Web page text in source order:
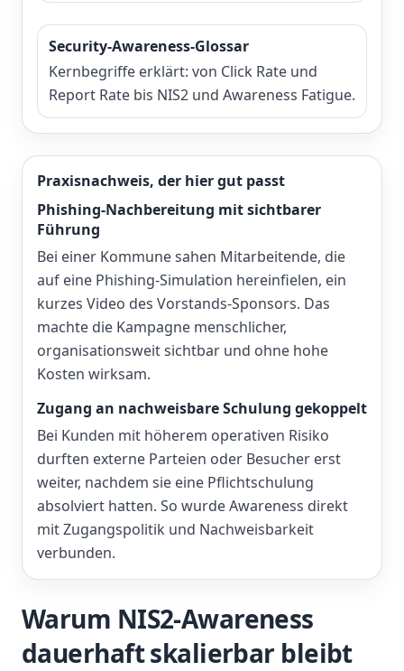
Security-Awareness-Glossar
Kernbegriffe erklärt: von Click Rate und
Report Rate bis NIS2 und Awareness Fatigue.
Praxisnachweis, der hier gut passt
Phishing-Nachbereitung mit sichtbarer
Führung
Bei einer Kommune sahen Mitarbeitende, die
auf eine Phishing-Simulation hereinfielen, ein
kurzes Video des Vorstands-Sponsors. Das
machte die Kampagne menschlicher,
organisationsweit sichtbar und ohne hohe
Kosten wirksam.
Zugang an nachweisbare Schulung gekoppelt
Bei Kunden mit höherem operativen Risiko
durften externe Parteien oder Besucher erst
weiter, nachdem sie eine Pflichtschulung
absolviert hatten. So wurde Awareness direkt
mit Zugangspolitik und Nachweisbarkeit
verbunden.
Warum NIS2-Awareness
dauerhaft skalierbar bleibt